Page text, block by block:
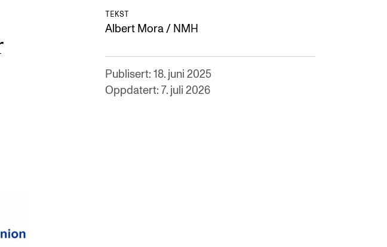
TEKST
Albert Mora / NMH
Publisert: 18. juni 2025
Oppdatert: 7. juli 2026